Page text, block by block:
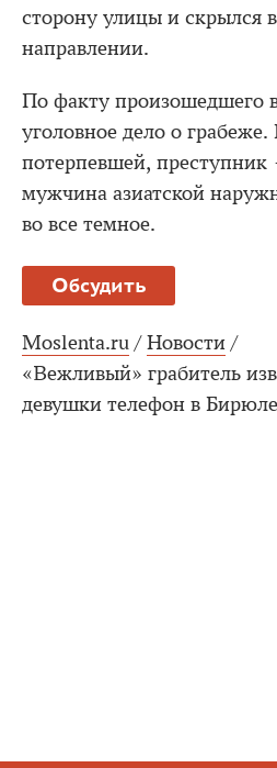
сторону улицы и скрылся
направлении.
По факту произошедшего
уголовное дело о
потерпевшей,
мужчина азиатской
во все темное.
Обсудить
Moslenta.ru / Новости /
«Вежливый» грабитель
девушки телефон в